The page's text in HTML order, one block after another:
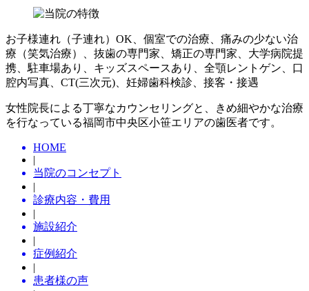
お子様連れ（子連れ）OK、個室での治療、痛みの少ない治
療（笑気治療）、抜歯の専門家、矯正の専門家、大学病院提
携、駐車場あり、キッズスペースあり、全顎レントゲン、口
腔内写真、CT(三次元)、妊婦歯科検診、接客・接遇
女性院長による丁寧なカウンセリングと、きめ細やかな治療
を行なっている福岡市中央区小笹エリアの歯医者です。
HOME
|
当院のコンセプト
|
診療内容・費用
|
施設紹介
|
症例紹介
|
患者様の声